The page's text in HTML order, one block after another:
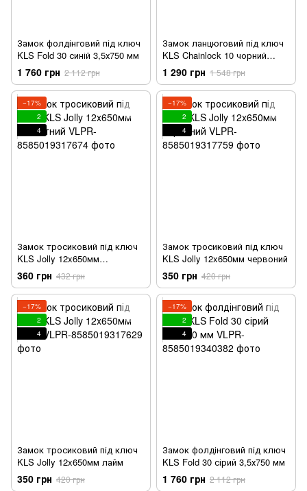
Замок фолдінговий під ключ
KLS Fold 30 синій 3,5х750 мм
1 760 грн 2 112 грн
Замок ланцюговий під ключ
KLS Chainlock 10 чорний
10x1000 мм
1 290 грн 1 548 грн
−17%
2
4
Замок тросиковий під ключ
KLS Jolly 12x650мм
блакитний
360 грн 432 грн
−17%
2
4
Замок тросиковий під ключ
KLS Jolly 12x650мм червоний
350 грн 420 грн
−17%
2
4
Замок тросиковий під ключ
KLS Jolly 12x650мм лайм
350 грн 420 грн
−17%
2
4
Замок фолдінговий під ключ
KLS Fold 30 сірий 3,5х750 мм
1 760 грн 2 112 грн